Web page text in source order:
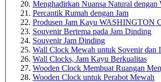
Menghadirkan Nuansa Natural dengan
Percantik Rumah dengan Jam
Produsen Jam Kayu WASHINGTON
Souvenir Bertema pada Jam Dinding
Souvenir Jam Dinding
Wall Clock Mewah untuk Sovenir dan
Wall Clocks, Jam Kayu Berkualitas
Wooden Clock Membuat Ruangan
Wooden Clock untuk Perabot Mewah